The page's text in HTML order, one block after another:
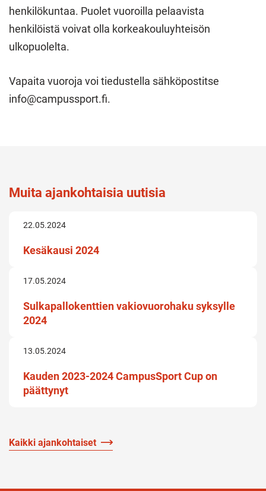
henkilökuntaa. Puolet vuoroilla pelaavista
henkilöistä voivat olla korkeakouluyhteisön
ulkopuolelta.
Vapaita vuoroja voi tiedustella sähköpostitse
info@campussport.fi.
Muita ajankohtaisia uutisia
22.05.2024
Kesäkausi 2024
17.05.2024
Sulkapallokenttien vakiovuorohaku syksylle
2024
13.05.2024
Kauden 2023-2024 CampusSport Cup on
päättynyt
Kaikki ajankohtaiset